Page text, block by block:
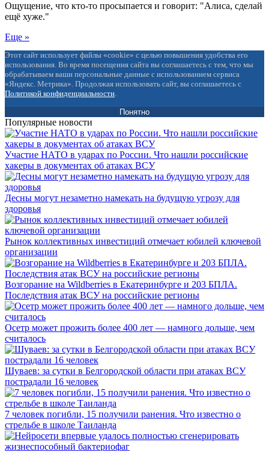
Ощущение, что кто-то просыпается и говорит: "Алиса, сделай
ещё хуже."
Еще »
Этот сайт использует файлы «cookie» с целью повышения удобства его
использования. Во время посещения сайта вы соглашаетесь с тем, что мы
обрабатываем ваши персональные данные с использованием сервиса
«Яндекс. Метрика». Продолжая использовать сайт, вы соглашаетесь с
Политикой конфиденциальности.
Понятно
Популярные новости
Участие НАТО в ударах по России. Что нашли российские
хакеры в документах об атаках ВСУ
Десны могут незаметно намекать на будущую угрозу для
здоровья
Рынок коллективных инвестиций отмечает юбилей ключевой
организации
Возгорание на Wildberries в Екатеринбурге и 203 БПЛА.
Последствия атак ВСУ на российские регионы
Осетр может прожить более 400 лет — намного дольше, чем
считалось
Шуваев: за сутки в Белгородской области при атаках ВСУ
пострадали 16 человек
7 человек погибли, 15 получили ранения. Что известно о
стрельбе в школе Таиланда